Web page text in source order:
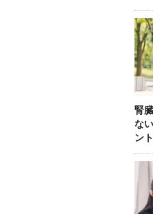
腎
な
ント